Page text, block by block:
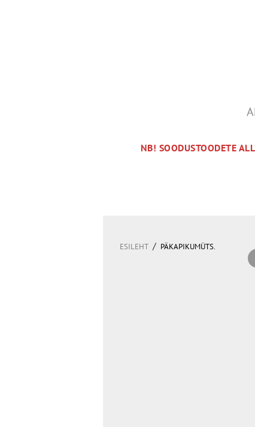
NB! SOODUSTOODETE
ESILEHT / PÄKAPIKUMÜTS.